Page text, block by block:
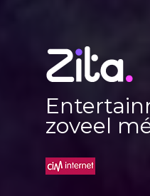
zoveel